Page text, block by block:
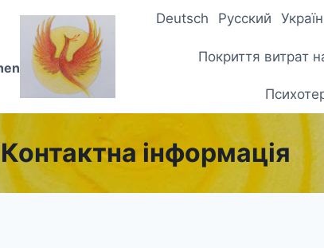
Deutsch Русский
Покриття витрат
Контактна інформація